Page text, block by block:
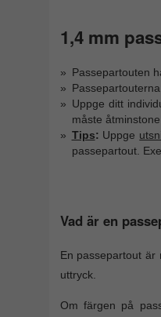
1,4 mm
Passepartouten
Uppge ditt
måste
Tips: Uppge
passepartout.
Vad är en
En passepartout
uttryck.
Om färgen på